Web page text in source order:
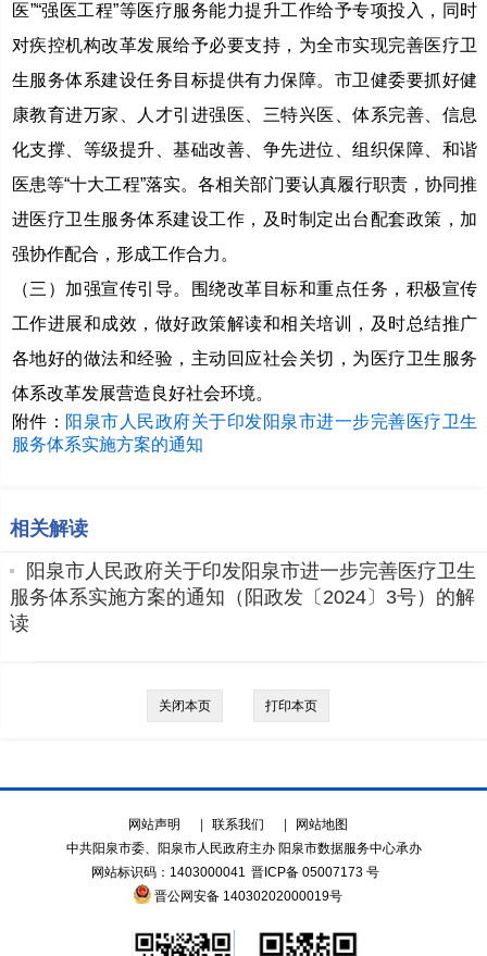
医”“强医工程”等医疗服务能力提升工作给予专项投入，同时
对疾控机构改革发展给予必要支持，为全市实现完善医疗卫
生服务体系建设任务目标提供有力保障。市卫健委要抓好健
康教育进万家、人才引进强医、三特兴医、体系完善、信息
化支撑、等级提升、基础改善、争先进位、组织保障、和谐
医患等“十大工程”落实。各相关部门要认真履行职责，协同推
进医疗卫生服务体系建设工作，及时制定出台配套政策，加
强协作配合，形成工作合力。
（三）加强宣传引导。围绕改革目标和重点任务，积极宣传
工作进展和成效，做好政策解读和相关培训，及时总结推广
各地好的做法和经验，主动回应社会关切，为医疗卫生服务
体系改革发展营造良好社会环境。
附件： 阳泉市人民政府关于印发阳泉市进一步完善医疗卫生
服务体系实施方案的通知
相关解读
阳泉市人民政府关于印发阳泉市进一步完善医疗卫生
服务体系实施方案的通知（阳政发〔2024〕3号）的解
读